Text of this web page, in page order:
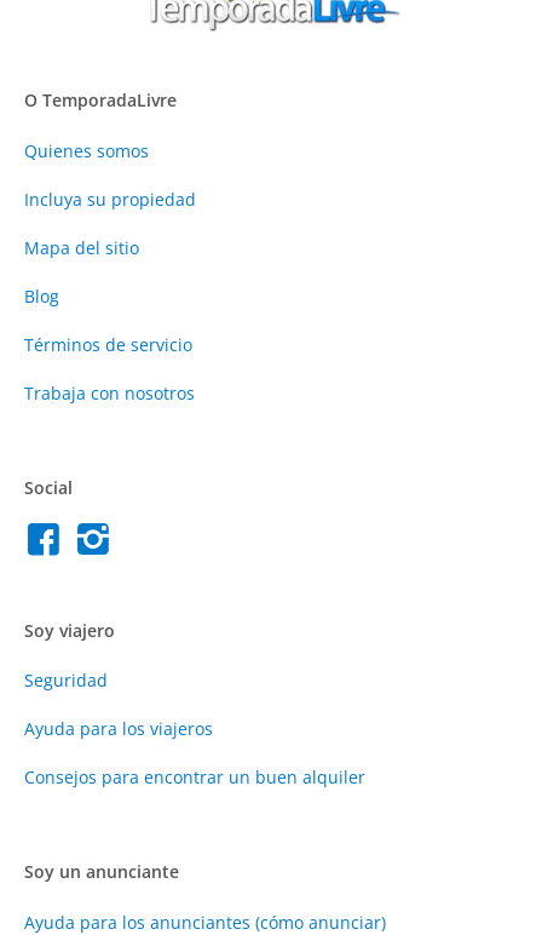
O TemporadaLivre
Quienes somos
Incluya su propiedad
Mapa del sitio
Blog
Términos de servicio
Trabaja con nosotros
Social
Soy viajero
Seguridad
Ayuda para los viajeros
Consejos para encontrar un buen alquiler
Soy un anunciante
Ayuda para los anunciantes (cómo anunciar)